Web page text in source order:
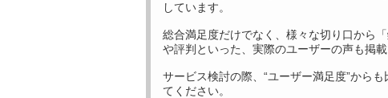
しています。
総合満足度だけでなく、様々な切り口から「
や評判といった、実際のユーザーの声も掲載
サービス検討の際、“ユーザー満足度”から
てください。